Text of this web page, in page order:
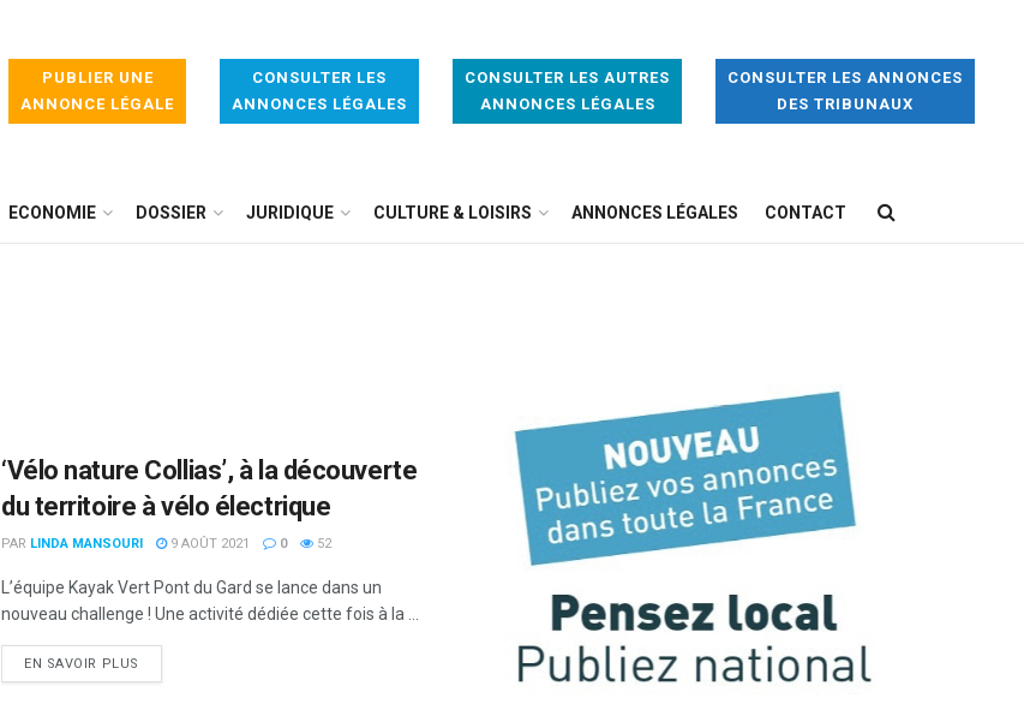
PUBLIER UNE
ANNONCE LÉGALE
CONSULTER LES
ANNONCES LÉGALES
CONSULTER LES AUTRES
ANNONCES LÉGALES
CONSULTER LES ANNONCES
DES TRIBUNAUX
ECONOMIE DOSSIER JURIDIQUE CULTURE & LOISIRS ANNONCES LÉGALES CONTACT
‘Vélo nature Collias’, à la découverte
du territoire à vélo électrique
PAR LINDA MANSOURI 9 AOÛT 2021 0 52
L’équipe Kayak Vert Pont du Gard se lance dans un
nouveau challenge ! Une activité dédiée cette fois à la ...
EN SAVOIR PLUS